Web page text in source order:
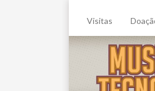
Visitas